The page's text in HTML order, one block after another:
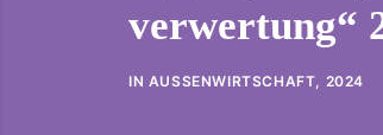
verwertung“
IN AUSSENWIRTSCHAFT , 2024